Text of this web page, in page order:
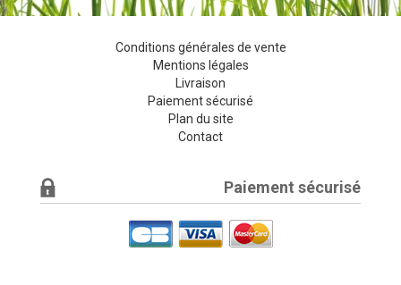
Conditions générales de vente
Mentions légales
Livraison
Paiement sécurisé
Plan du site
Contact
Paiement sécurisé